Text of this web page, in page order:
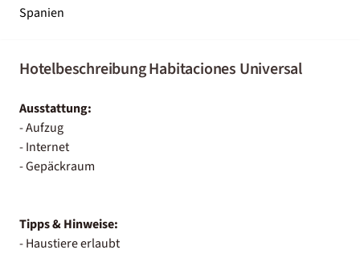
Spanien
Hotelbeschreibung Habitaciones Universal
Ausstattung:
- Aufzug
- Internet
- Gepäckraum
Tipps & Hinweise:
- Haustiere erlaubt